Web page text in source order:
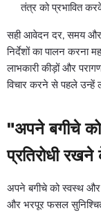
तंत्र को प्रभावित
सही आवेदन दर, समय और
निर्देशों का पालन करना
लाभकारी कीड़ों और
विचार करने से पहले उन्हें
"अपने बगीचे
प्रतिरोधी
अपने बगीचे को स्वस्थ और
और भरपूर फसल